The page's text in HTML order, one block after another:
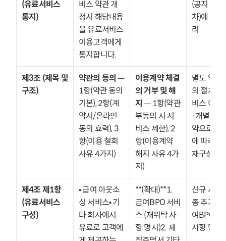
(유료서비스
통지)
비스 약관 개
정시 해당내용
을 유료서비스
이용고객에게
통지합니다.
(공지·통
차)에 통합
리
제3조 (제목 및
구조)
약관의 동의 —
1항(약관 동의
기본), 2항(계
약서/온라인
동의 효력), 3
항(이용 철회
사유 4가지)
이용계약 체결
의 거부 및 해
지 — 1항(약관
부동의 시 서
비스 제한), 2
항(이용계약
해지 사유 4가
지)
별도 약관
의 절차가
비스 이용
·개별 이
약으로 분
에 따라 조
재구성
제4조 제1항
(유료서비스
구성)
• 급여 아웃소
싱 서비스• 기
타 회사에서
유료로 고객에
**(확대)**1.
급여BPO 서비
스 (재위탁 사
항 명시)2. 재
신규 서비
종 추가 및
여BPO 재
사항 명시